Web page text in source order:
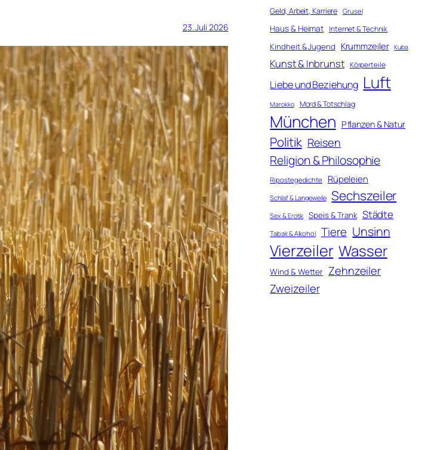
23. Juli 2026
Geld, Arbeit, Karriere Grusel
Haus & Heimat Internet & Technik
Kindheit & Jugend Krummzeiler Kuba
Kunst & Inbrunst Körperteile
Liebe und Beziehung Luft
Marokko Mord & Totschlag
München Pflanzen & Natur
Politik Reisen
Religion & Philosophie
Ripostegedichte Rüpeleien
Schlaf & Langeweile Sechszeiler
Sex & Erotik Speis & Trank Städte
Tabak & Alkohol Tiere Unsinn
Vierzeiler Wasser
Wind & Wetter Zehnzeiler
Zweizeiler